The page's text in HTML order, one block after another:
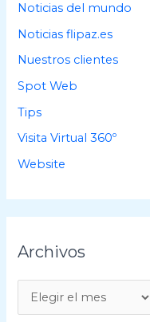
Noticias del mundo
Noticias flipaz.es
Nuestros clientes
Spot Web
Tips
Visita Virtual 360º
Website
Archivos
r